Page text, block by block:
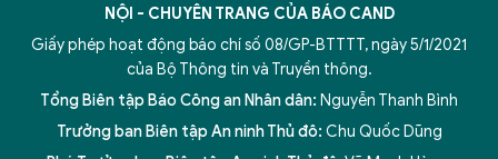
NỘI - CHUYÊN TRANG CỦA BÁO CAND
Giấy phép hoạt động báo chí số 08/GP-BTTTT, ngày 5/1/2021
của Bộ Thông tin và Truyền thông.
Tổng Biên tập Báo Công an Nhân dân: Nguyễn Thanh Bình
Trưởng ban Biên tập An ninh Thủ đô: Chu Quốc Dũng